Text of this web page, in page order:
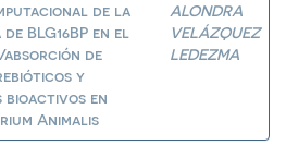
de la
BLG16BP en el
de
y
bioactivos en
Animalis
ALONDRA
VELÁZQUEZ
LEDEZMA